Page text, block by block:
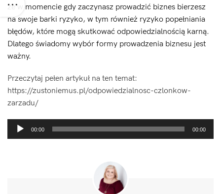
że w momencie gdy zaczynasz prowadzić biznes bierzesz
na swoje barki ryzyko, w tym również ryzyko popełniania
błędów, które mogą skutkować odpowiedzialnością karną.
Dlatego świadomy wybór formy prowadzenia biznesu jest
ważny.
Przeczytaj pełen artykuł na ten temat:
https://zustoniemus.pl/odpowiedzialnosc-czlonkow-
zarzadu/
Odtwarzacz
plików
00:00 00:00